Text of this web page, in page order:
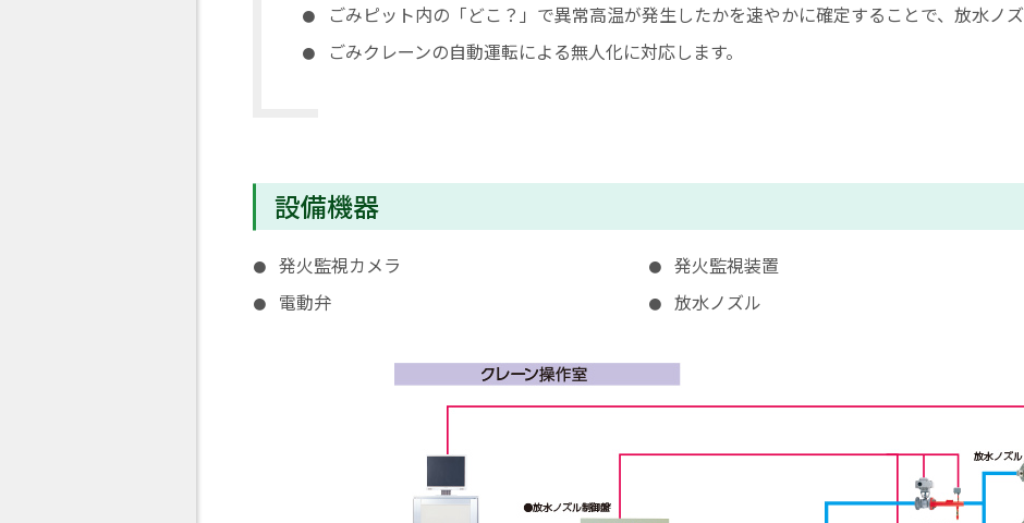
ごみピット内の「どこ？」で異常高温が発生したかを速やかに確定することで、放水ノ
ごみクレーンの自動運転による無人化に対応します。
設備機器
発火監視カメラ 発火監視装置
電動弁
放水ノズル